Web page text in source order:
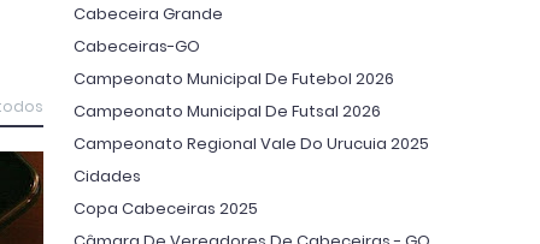
Cabeceira Grande
Cabeceiras-GO
Campeonato Municipal De Futebol 2026
Campeonato Municipal De Futsal 2026
Campeonato Regional Vale Do Urucuia 2025
Cidades
Copa Cabeceiras 2025